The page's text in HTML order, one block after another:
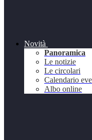
Novità
Panoramica
Le notizie
Le circolari
Calendario
Albo online